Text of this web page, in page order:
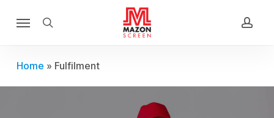
content
search
Home » Fulfilment